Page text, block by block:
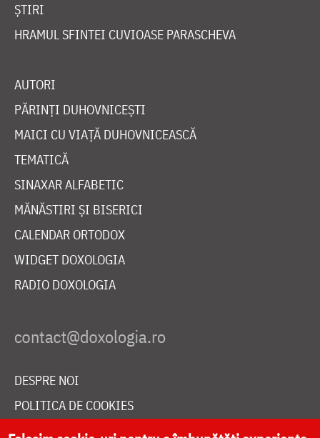
ȘTIRI
HRAMUL SFINTEI CUVIOASE PARASCHEVA
AUTORI
PĂRINȚI DUHOVNICEȘTI
MAICI CU VIAȚĂ DUHOVNICEASCĂ
TEMATICĂ
SINAXAR ALFABETIC
MĂNĂSTIRI ȘI BISERICI
CALENDAR ORTODOX
WIDGET DOXOLOGIA
RADIO DOXOLOGIA
DESPRE NOI
POLITICA DE COOKIES
DONEAZĂ ONLINE PENTRU CATEDRALA NAȚIONALĂ